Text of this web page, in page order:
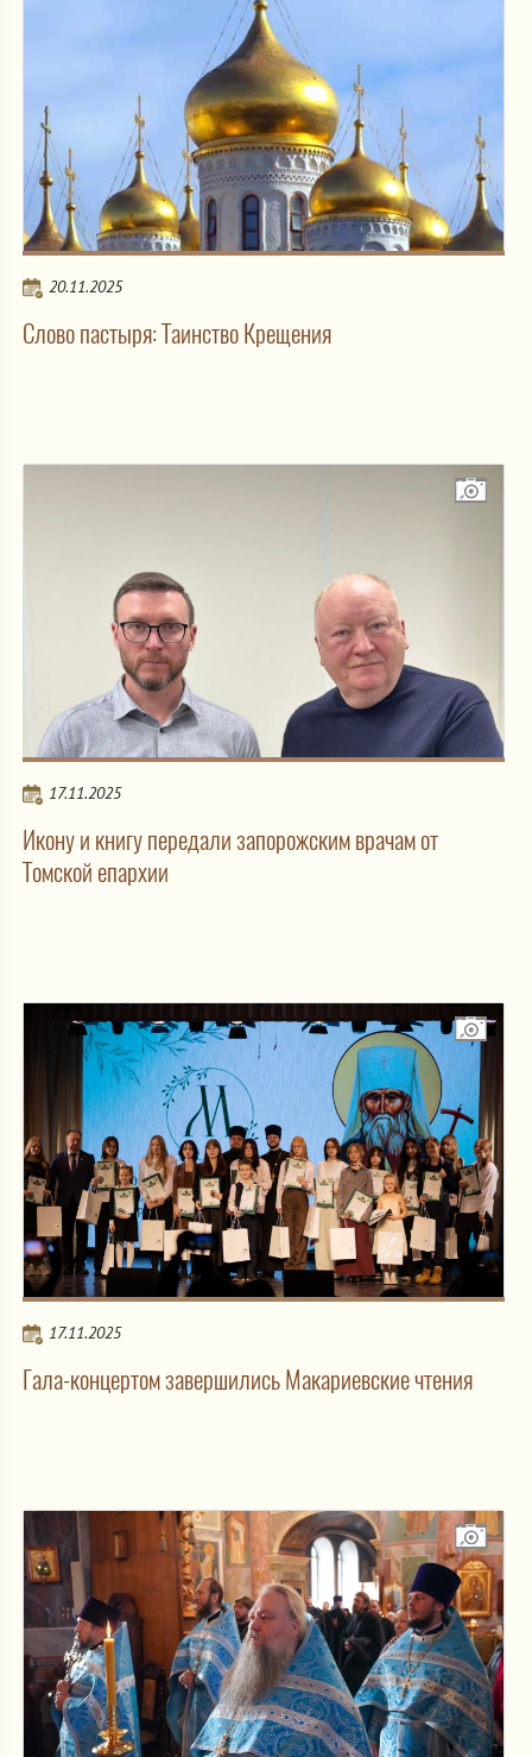
20.11.2025
Слово пастыря: Таинство Крещения
17.11.2025
Икону и книгу передали запорожским врачам от
Томской епархии
17.11.2025
Гала-концертом завершились Макариевские чтения